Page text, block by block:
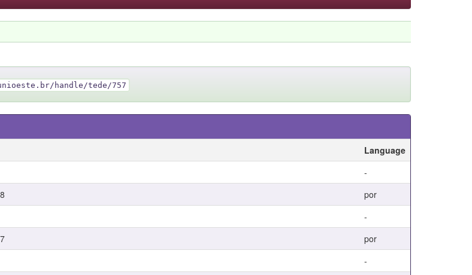
handle/tede/757
Language
-
por
-
por
-